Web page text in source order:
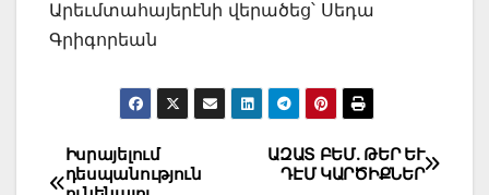
Արեւմտահայերէնի վերածեց՝ Սեդա
Գրիգորեան
Post
ԱԶԱՏ ԲԵՄ. ԹԵՐ ԵՒ
ԴԷՄ ԿԱՐԾԻՔՆԵՐ
Իսրայելում
դեսպանություն